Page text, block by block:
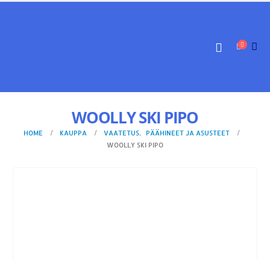
WOOLLY SKI PIPO
HOME KAUPPA VAATETUS,
PÄÄHINEET JA ASUSTEET
WOOLLY SKI PIPO